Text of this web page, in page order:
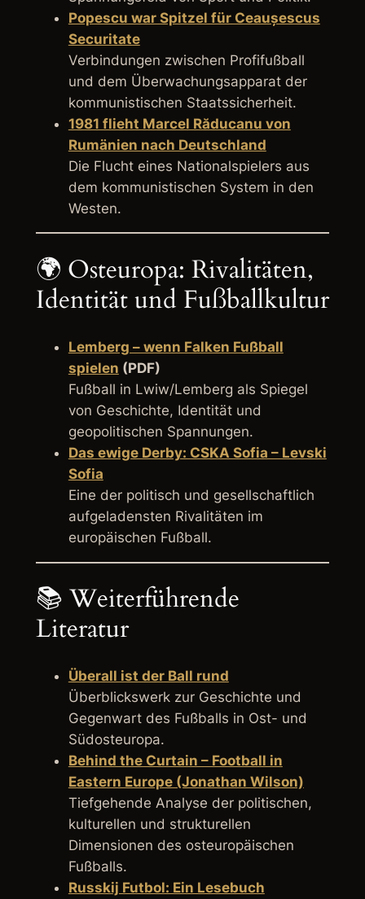
Popescu war Spitzel für Ceaușescus
Securitate
Verbindungen zwischen Profifußball
und dem Überwachungsapparat der
kommunistischen Staatssicherheit.
1981 flieht Marcel Răducanu von
Rumänien nach Deutschland
Die Flucht eines Nationalspielers aus
dem kommunistischen System in den
Westen.
🌍 Osteuropa: Rivalitäten,
Identität und Fußballkultur
Lemberg – wenn Falken Fußball
spielen (PDF)
Fußball in Lwiw/Lemberg als Spiegel
von Geschichte, Identität und
geopolitischen Spannungen.
Das ewige Derby: CSKA Sofia – Levski
Sofia
Eine der politisch und gesellschaftlich
aufgeladensten Rivalitäten im
europäischen Fußball.
📚 Weiterführende
Literatur
Überall ist der Ball rund
Überblickswerk zur Geschichte und
Gegenwart des Fußballs in Ost- und
Südosteuropa.
Behind the Curtain – Football in
Eastern Europe (Jonathan Wilson)
Tiefgehende Analyse der politischen,
kulturellen und strukturellen
Dimensionen des osteuropäischen
Fußballs.
Russkij Futbol: Ein Lesebuch